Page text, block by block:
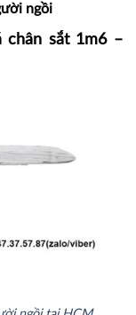
ngồi
chân sắt 1m6 –